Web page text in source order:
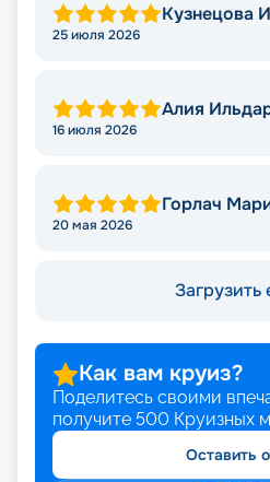
Кузнецова
25 июля 2026
Алия
16 июля 2026
Горлач
20 мая 2026
Загрузить
Как вам круиз?
Поделитесь своими
получите 500 Круизных
Оставить